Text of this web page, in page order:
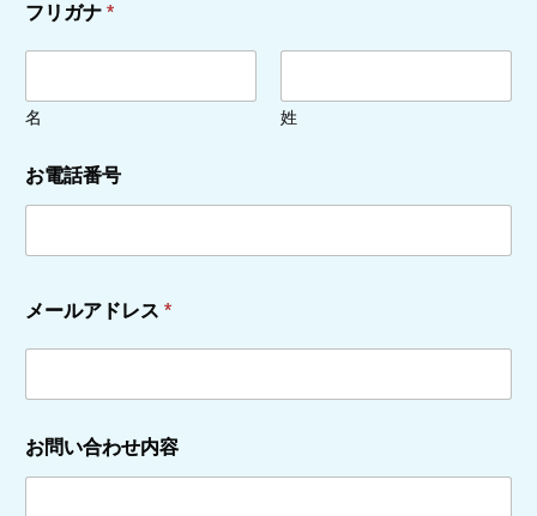
フリガナ *
名 姓
お電話番号
メールアドレス *
お問い合わせ内容